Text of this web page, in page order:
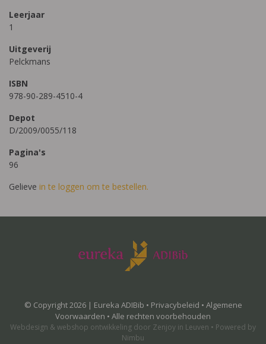
Leerjaar
1
Uitgeverij
Pelckmans
ISBN
978-90-289-4510-4
Depot
D/2009/0055/118
Pagina's
96
Gelieve in te loggen om te bestellen.
© Copyright 2026 | Eureka ADIBib • Privacybeleid • Algemene
Voorwaarden • Alle rechten voorbehouden
Webdesign & webshop ontwikkeling door Zenjoy in Leuven • Powered by
Nimbu